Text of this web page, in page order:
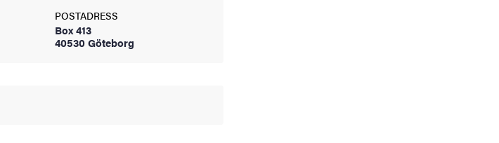
POSTADRESS
Box 413
40530 Göteborg